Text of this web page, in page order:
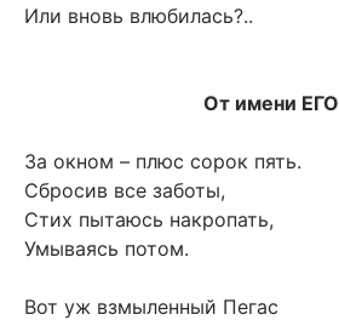
Или вновь влюбилась?..
От имени ЕГО
За окном – плюс сорок пять.
Сбросив все заботы,
Стих пытаюсь накропать,
Умываясь потом.
Вот уж взмыленный Пегас